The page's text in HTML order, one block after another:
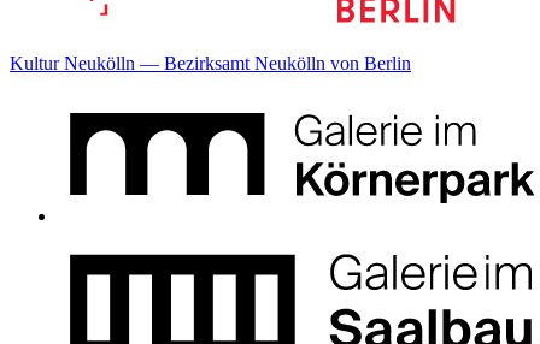
Kultur Neukölln — Bezirksamt Neukölln von Berlin